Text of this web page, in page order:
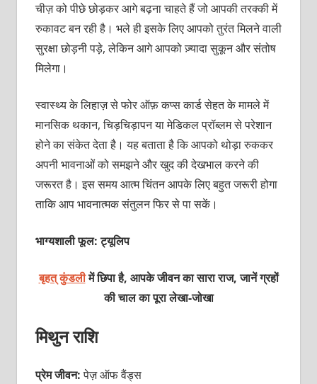
चीज़ को पीछे छोड़कर आगे बढ़ना चाहते हैं जो आपकी तरक्की में
रुकावट बन रही है। भले ही इसके लिए आपको तुरंत मिलने वाली
सुरक्षा छोड़नी पड़े, लेकिन आगे आपको ज़्यादा सुकून और संतोष
मिलेगा।
स्वास्थ्य के लिहाज़ से फोर ऑफ़ कप्स कार्ड सेहत के मामले में
मानसिक थकान, चिड़चिड़ापन या मेडिकल प्रॉब्लम से परेशान
होने का संकेत देता है। यह बताता है कि आपको थोड़ा रुककर
अपनी भावनाओं को समझने और खुद की देखभाल करने की
जरूरत है। इस समय आत्म चिंतन आपके लिए बहुत जरूरी होगा
ताकि आप भावनात्मक संतुलन फिर से पा सकें।
भाग्यशाली फूल: ट्यूलिप
बृहत् कुंडलीमें छिपा है, आपके जीवन का सारा राज, जानें ग्रहों
की चाल का पूरालेखा-जोखा
मिथुन राशि
प्रेम जीवन:पेज़ ऑफ वैंड्स